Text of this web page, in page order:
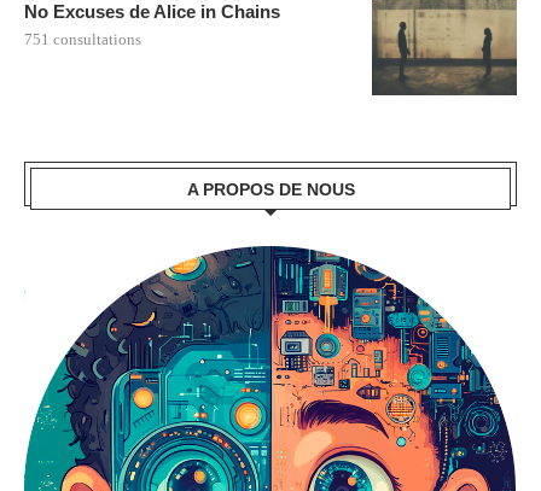
No Excuses de Alice in Chains
751 consultations
A PROPOS DE NOUS